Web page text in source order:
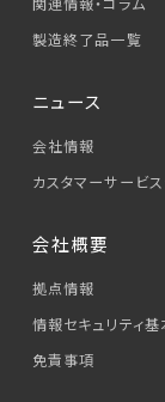
製造終了品一覧
ニュース
会社情報
カスタマーサービス
会社概要
拠点情報
情報セキュリティ
免責事項